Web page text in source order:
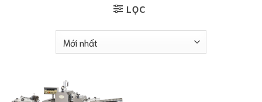
LỌC